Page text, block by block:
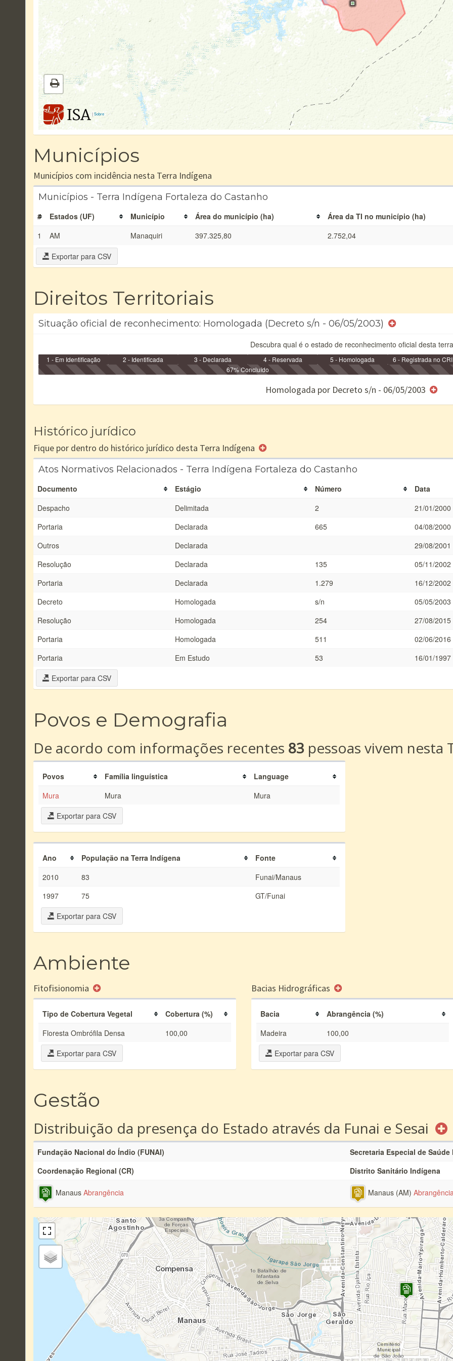
|Sobre
Municípios
Municípios com incidência nesta Terra Indígena
Municípios - Terra Indígena Fortaleza do Castanho
# Estados (UF) Município Área do município (ha)
Área da TI no município (ha)
1
AM Manaquiri 397.325,80 2.752,04
Exportar para CSV
Direitos Territoriais
Situação oficial de reconhecimento: Homologada (Decreto s/n - 06/05/2003)
Descubra qual é o estado de reconhecimento oficial desta
1 - Em Identificação 2 - Identificada 3 - Declarada 4 - Reservada 5 - Homologada
6 - Registrada no CRI
e/ou SPU
67% Concluído
Homologada por Decreto s/n - 06/05/2003
Histórico jurídico
Fique por dentro do histórico jurídico desta Terra Indígena
Atos Normativos Relacionados - Terra Indígena Fortaleza do Castanho
Documento Estágio Número
Data
Despacho
Delimitada 2
21/01/2000
Portaria
Declarada 665
04/08/2000
Outros
Declarada
29/08/2001
Resolução
Declarada 135
05/11/2002
Portaria
Declarada 1.279
16/12/2002
Decreto
Homologada s/n
05/05/2003
Resolução
Homologada 254
27/08/2015
Portaria
Homologada 511
02/06/2016
Portaria
Em Estudo 53
16/01/1997
Exportar para CSV
Povos e Demografia
De acordo com informações recentes 83 pessoas vivem nesta
Povos Família linguística
Language
Mura
Mura
Mura
Exportar para CSV
Ano População na Terra Indígena
Fonte
2010
83
Funai/Manaus
1997
75
GT/Funai
Exportar para CSV
Ambiente
Fitofisionomia
Tipo de Cobertura Vegetal
Cobertura (%)
Floresta Ombrófila Densa
100,00
Exportar para CSV
Bacias Hidrográficas
Bacia
Abrangência (%)
Madeira
100,00
Exportar para CSV
Gestão
Distribuição da presença do Estado através da Funai e Sesai
Fundação Nacional do Índio (FUNAI)
Secretaria Especial de
Coordenação Regional (CR)
Distrito Sanitário Indígena
Manaus Abrangência Manaus (AM)